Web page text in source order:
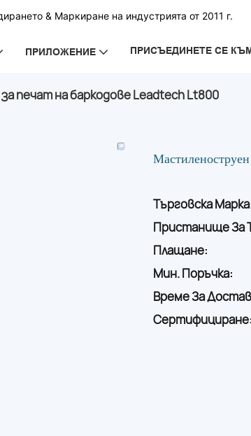
& Маркиране на индустрията от 2011 г.
ПРИЛОЖЕНИЕ ПРИСЪЕДИНЕТЕ СЕ
печат на баркодове Leadtech Lt800
Търговска
Пристанище За
Плащане:
Мин. Поръчка:
Време За
Сертифициране: